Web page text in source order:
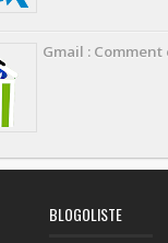
Gmail :
BLOGOLISTE